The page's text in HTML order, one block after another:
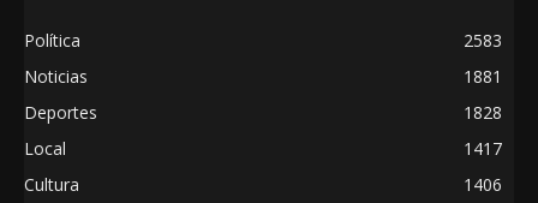
Política
2583
Noticias
1881
Deportes
1828
Local
1417
Cultura
1406